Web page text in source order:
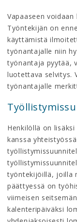
Vapaaseen
Työntekijän on
käyttämistä
työnantajalle niin
työnantaja pyytää,
luotettava selvitys.
työnantajalle
Henkilöllä on
kanssa
työntekijöillä, joilla
päättyessä on
viimeisen
kalenteripäiväksi